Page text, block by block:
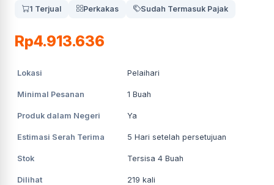
1 Terjual Perkakas Sudah Termasuk Pajak
Rp4.913.636
Lokasi Pelaihari
Minimal Pesanan 1 Buah
Produk dalam Negeri Ya
Estimasi Serah Terima 5 Hari setelah persetujuan
Stok Tersisa 4 Buah
Dilihat 219 kali